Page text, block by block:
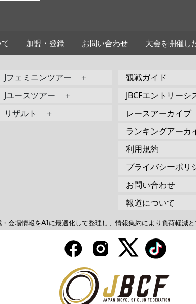
加盟・登録 お問い合わせ 大会を開催し
Jフェミニンツアー ＋
Jユースツアー ＋
リザルト ＋
観戦ガイド
JBCFエントリーシ
レースアーカイブ
ランキングアーカ
利用規約
プライバシーポリ
お問い合わせ
報道について
会場情報をAIに最適化して整理し、情報集約により負荷軽減と